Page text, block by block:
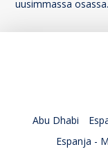
uusimmassa osassa.
Abu Dhabi
Espanja -